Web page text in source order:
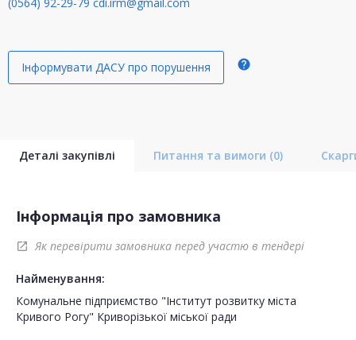
Інформувати ДАСУ про порушення help
Деталі закупівлі Питання та вимоги (0)
Інформація про замовника
open_in_new Як перевірити замовника перед участю в тендері
Найменування:
Комунальне підприємство "Інститут розвитку міста
Кривого Рогу" Криворізької міської ради